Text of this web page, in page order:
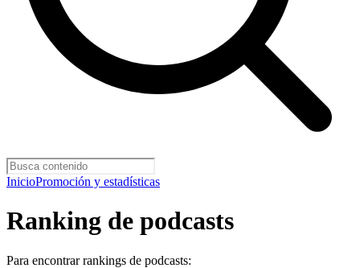
InicioPromoción y estadísticas
Ranking de podcasts
Para encontrar rankings de podcasts: